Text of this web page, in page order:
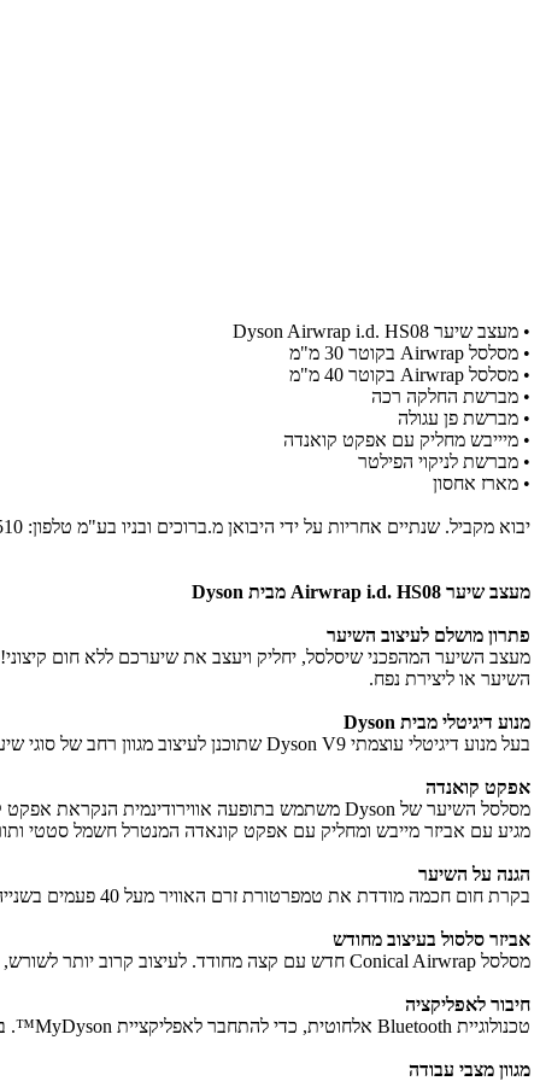
​• מעצב שיער Dyson Airwrap i.d. HS08
​• מסלסל Airwrap בקוטר 30 מ"מ
​• מסלסל Airwrap בקוטר 40 מ"מ
​• מברשת החלקה רכה
​• מברשת פן עגולה
​• מיייבש מחליק עם אפקט קואנדה
​• מברשת לניקוי הפילטר
​• מארז אחסון
יבוא מקביל. שנתיים אחריות על ידי היבואן מ.ברוכים ובניו בע"מ טלפון: 073-2102510
מעצב שיער Airwrap i.d. HS08 מבית Dyson
פתרון מושלם לעיצוב השיער
השיער או ליצירת נפח.
מנוע דיגיטלי מבית Dyson
בעל מנוע דיגיטלי עוצמתי Dyson V9 שתוכנן לעיצוב מגוון רחב של סוגי שיער. המנוע מסתובב במהירות של עד 110,000 סל"ד, מפיק זרם אוויר עוצמתי כדי ליצור את לחץ האוויר הדרוש עבור אפקט קואנדה.
אפקט קואנדה
מסלסל השיער של Dyson משתמש בתופעה אווירודינמית הנקראת אפקט קואנדה להחלקת השיער. הוא מפיק זרם אוויר רציף המסתובב סביב המסלסל, מושך את השיער בעדינות, מלפף ומסלסל את השיער.
מגיע עם אביזר מייבש ומחליק עם אפקט קונאדה המנטרל חשמל סטטי
הגנה על השיער
בקרת חום חכמה מודדת את טמפרטורת זרם האוויר מעל 40 פעמים בשנייה, ושולטת בחוכמה בחיישן החום כדי לשמור על טמפרטורה הנמוכה מ-150° צלזיוס ולמנוע נזקי חום קיצוני.
אביזר סלסול בעיצוב מחודש
מסלסל Conical Airwrap חדש עם קצה מחודד. לעיצוב קרוב יותר לשורש, לקבלת תלתלים הדוקים יותר תוך שמירה על הנפח והקופצניות.
חיבור לאפליקציה
טכנולוגיית Bluetooth אלחוטית, כדי להתחבר לאפליקציית MyDyson™. בה ניתן ליצור פרופיל שיער מהיר וקל על ידי מענה על שש שאלות לגבי סוג ואורך השיער שלך, ולקבל רצף עיצובים אוטומטי, המותאם לך.
מגוון מצבי עבודה